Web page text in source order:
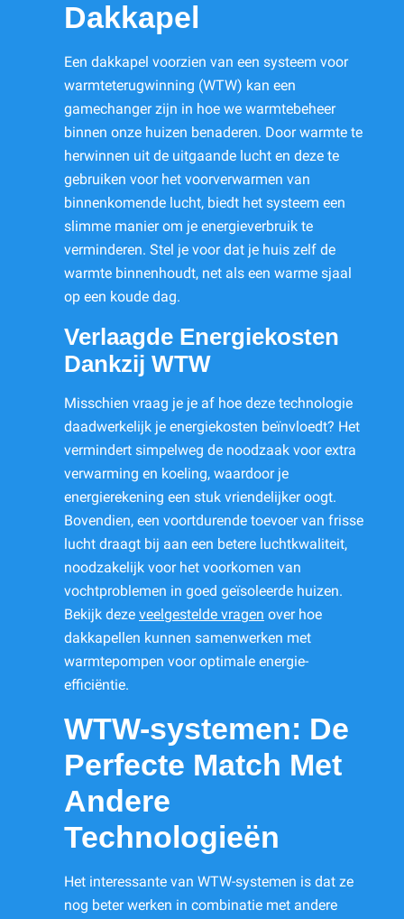
Dakkapel
Een dakkapel voorzien van een systeem voor
warmteterugwinning (WTW) kan een
gamechanger zijn in hoe we warmtebeheer
binnen onze huizen benaderen. Door warmte te
herwinnen uit de uitgaande lucht en deze te
gebruiken voor het voorverwarmen van
binnenkomende lucht, biedt het systeem een
slimme manier om je energieverbruik te
verminderen. Stel je voor dat je huis zelf de
warmte binnenhoudt, net als een warme sjaal
op een koude dag.
Verlaagde Energiekosten
Dankzij WTW
Misschien vraag je je af hoe deze technologie
daadwerkelijk je energiekosten beïnvloedt? Het
vermindert simpelweg de noodzaak voor extra
verwarming en koeling, waardoor je
energierekening een stuk vriendelijker oogt.
Bovendien, een voortdurende toevoer van frisse
lucht draagt bij aan een betere luchtkwaliteit,
noodzakelijk voor het voorkomen van
vochtproblemen in goed geïsoleerde huizen.
Bekijk deze veelgestelde vragen over hoe
dakkapellen kunnen samenwerken met
warmtepompen voor optimale energie-
efficiëntie.
WTW-systemen: De
Perfecte Match Met
Andere
Technologieën
Het interessante van WTW-systemen is dat ze
nog beter werken in combinatie met andere